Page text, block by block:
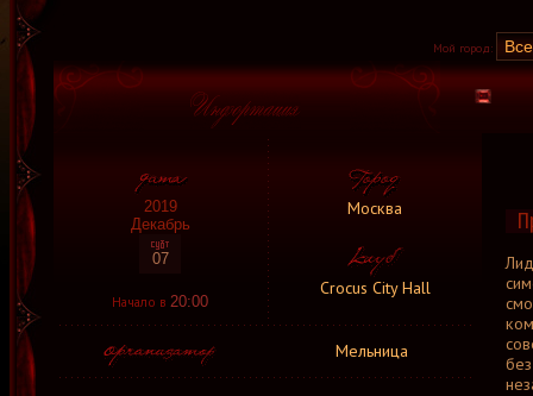
Мой город:
2019
Декабрь
07
Начало в 20:00
Москва
Crocus City Hall
Мельница